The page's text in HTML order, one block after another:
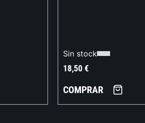
Sin stock
18,50€
COMPRAR